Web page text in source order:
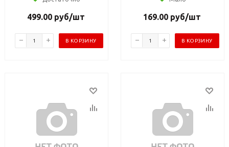
499.00руб/шт
В КОРЗИНУ
169.00руб/шт
В КОРЗИНУ